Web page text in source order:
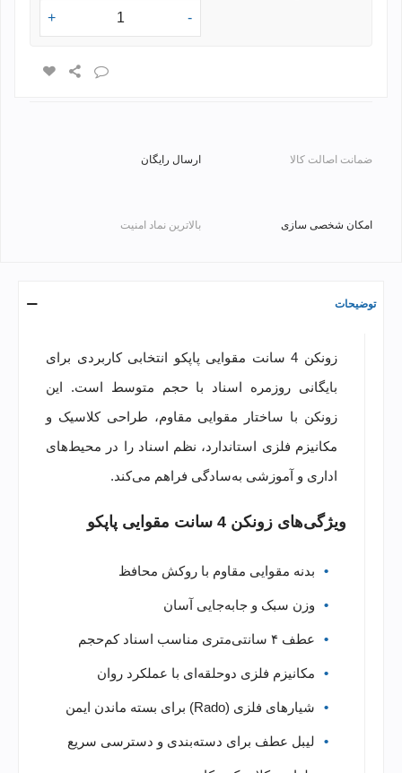
-
+
ضمانت اصالت کالا ارسال رایگان
امکان شخصی سازی بالاترین نماد امنیت
توضیحات
زونکن 4 سانت مقوایی پاپکو انتخابی کاربردی برای
بایگانی روزمره اسناد با حجم متوسط است. این
زونکن با ساختار مقوایی مقاوم، طراحی کلاسیک و
مکانیزم فلزی استاندارد، نظم اسناد را در محیط‌های
اداری و آموزشی به‌سادگی فراهم می‌کند.
ویژگی‌های زونکن 4 سانت مقوایی پاپکو
بدنه مقوایی مقاوم با روکش محافظ
وزن سبک و جابه‌جایی آسان
عطف ۴ سانتی‌متری مناسب اسناد کم‌حجم
مکانیزم فلزی دوحلقه‌ای با عملکرد روان
شیارهای فلزی (Rado) برای بسته ماندن ایمن
لیبل عطف برای دسته‌بندی و دسترسی سریع